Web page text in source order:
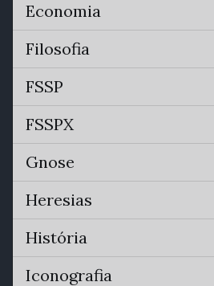
Economia
Filosofia
FSSP
FSSPX
Gnose
Heresias
História
Iconografia